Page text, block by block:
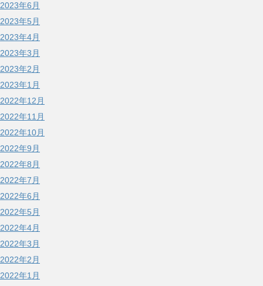
2023年6月
2023年5月
2023年4月
2023年3月
2023年2月
2023年1月
2022年12月
2022年11月
2022年10月
2022年9月
2022年8月
2022年7月
2022年6月
2022年5月
2022年4月
2022年3月
2022年2月
2022年1月